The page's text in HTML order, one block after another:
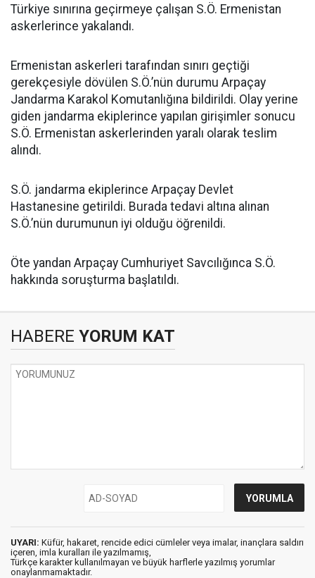
Türkiye sınırına geçirmeye çalışan S.Ö. Ermenistan
askerlerince yakalandı.
Ermenistan askerleri tarafından sınırı geçtiği
gerekçesiyle dövülen S.Ö.’nün durumu Arpaçay
Jandarma Karakol Komutanlığına bildirildi. Olay yerine
giden jandarma ekiplerince yapılan girişimler sonucu
S.Ö. Ermenistan askerlerinden yaralı olarak teslim
alındı.
S.Ö. jandarma ekiplerince Arpaçay Devlet
Hastanesine getirildi. Burada tedavi altına alınan
S.Ö.’nün durumunun iyi olduğu öğrenildi.
Öte yandan Arpaçay Cumhuriyet Savcılığınca S.Ö.
hakkında soruşturma başlatıldı.
HABERE YORUM KAT
UYARI: Küfür, hakaret, rencide edici cümleler veya imalar, inançlara saldırı
içeren, imla kuralları ile yazılmamış,
Türkçe karakter kullanılmayan ve büyük harflerle yazılmış yorumlar
onaylanmamaktadır.